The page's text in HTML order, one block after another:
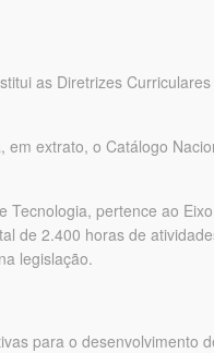
as Diretrizes
extrato, o Catálogo
pertence ao
de 2.400 horas de
legislação.
para o desenvolvimento